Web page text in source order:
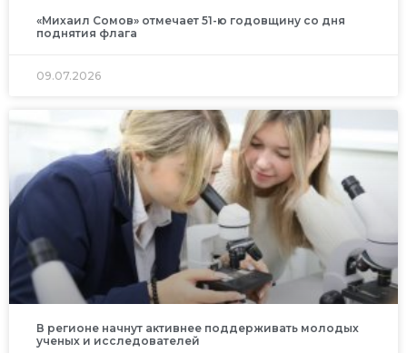
«Михаил Сомов» отмечает 51-ю годовщину со дня
поднятия флага
09.07.2026
В регионе начнут активнее поддерживать молодых
ученых и исследователей